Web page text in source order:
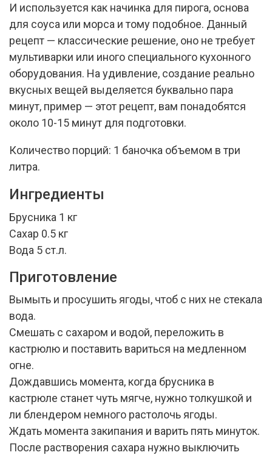
И используется как начинка для пирога, основа
для соуса или морса и тому подобное. Данный
рецепт — классические решение, оно не требует
мультиварки или иного специального кухонного
оборудования. На удивление, создание реально
вкусных вещей выделяется буквально пара
минут, пример — этот рецепт, вам понадобятся
около 10-15 минут для подготовки.
Количество порций: 1 баночка объемом в три
литра.
Ингредиенты
Брусника 1 кг
Сахар 0.5 кг
Вода 5 ст.л.
Приготовление
Вымыть и просушить ягоды, чтоб с них не стекала
вода.
Смешать с сахаром и водой, переложить в
кастрюлю и поставить вариться на медленном
огне.
Дождавшись момента, когда брусника в
кастрюле станет чуть мягче, нужно толкушкой и
ли блендером немного растолочь ягоды.
Ждать момента закипания и варить пять минуток.
После растворения сахара нужно выключить